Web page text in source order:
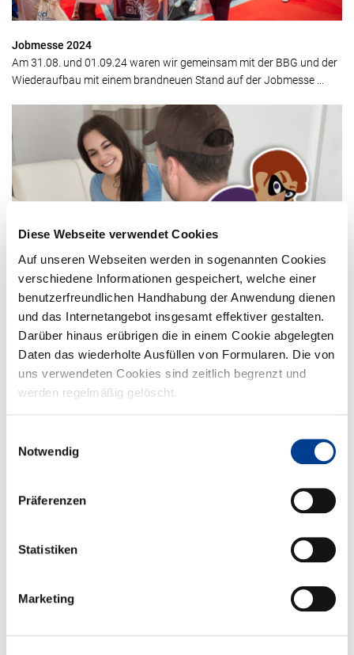
Diese Webseite verwendet Cookies
Auf unseren Webseiten werden in sogenannten Cookies
verschiedene Informationen gespeichert, welche einer
benutzerfreundlichen Handhabung der Anwendung dienen
und das Internetangebot insgesamt effektiver gestalten.
Darüber hinaus erübrigen die in einem Cookie abgelegten
Daten das wiederholte Ausfüllen von Formularen. Die von
uns verwendeten Cookies sind zeitlich begrenzt und
werden regelmäßig gelöscht.
Notwendig
Präferenzen
Statistiken
Marketing
Jobmesse 2024
Am 31.08. und 01.09.24 waren wir gemeinsam mit der BBG und der
Wiederaufbau mit einem brandneuen Stand auf der Jobmesse ...
Achtung - Falsche Stadtwerker!
Derzeit geben sich in Braunschweig wieder Unbekannte als
Stadtwerker aus und versuchen, sich unter dem Vorwand, den
Wass...
bis 18 Uhr herzlich zum Stadtteilfest ein! Gemeinsam...